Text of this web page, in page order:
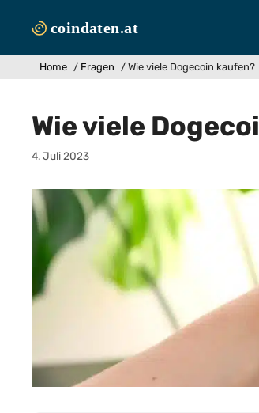
Inhalt
Home / Fragen / Wie viele Dogecoin kaufen?
Wie viele
4. Juli 2023